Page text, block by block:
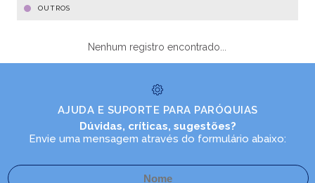
OUTROS
Nenhum registro encontrado...
AJUDA E SUPORTE PARA PARÓQUIAS
Dúvidas, críticas, sugestões?
Envie uma mensagem através do formulário abaixo: